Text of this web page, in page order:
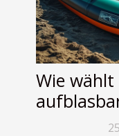
Wie
Anfänger